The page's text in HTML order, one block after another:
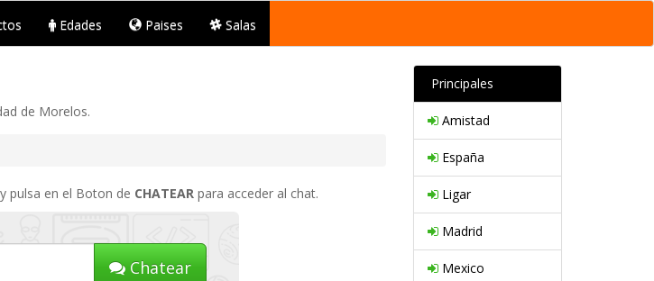
Edades Paises Salas
de Morelos.
pulsa en el Boton de CHATEAR para acceder al chat.
Chatear
Principales
Amistad
España
Ligar
Madrid
Mexico